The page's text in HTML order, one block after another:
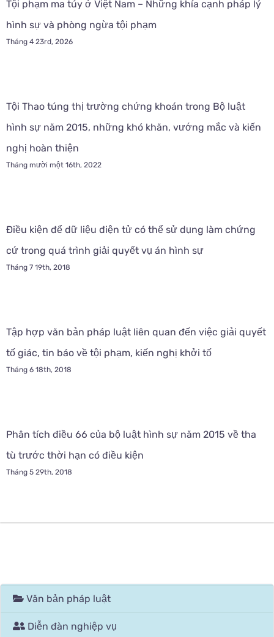
Tội phạm ma túy ở Việt Nam – Những khía cạnh pháp lý
hình sự và phòng ngừa tội phạm
Tháng 4 23rd, 2026
Tội Thao túng thị trường chứng khoán trong Bộ luật
hình sự năm 2015, những khó khăn, vướng mắc và kiến
nghị hoàn thiện
Tháng mười một 16th, 2022
Điều kiện để dữ liệu điện tử có thể sử dụng làm chứng
cứ trong quá trình giải quyết vụ án hình sự
Tháng 7 19th, 2018
Tập hợp văn bản pháp luật liên quan đến việc giải quyết
tố giác, tin báo về tội phạm, kiến nghị khởi tố
Tháng 6 18th, 2018
Phân tích điều 66 của bộ luật hình sự năm 2015 về tha
tù trước thời hạn có điều kiện
Tháng 5 29th, 2018
Văn bản pháp luật
Diễn đàn nghiệp vụ